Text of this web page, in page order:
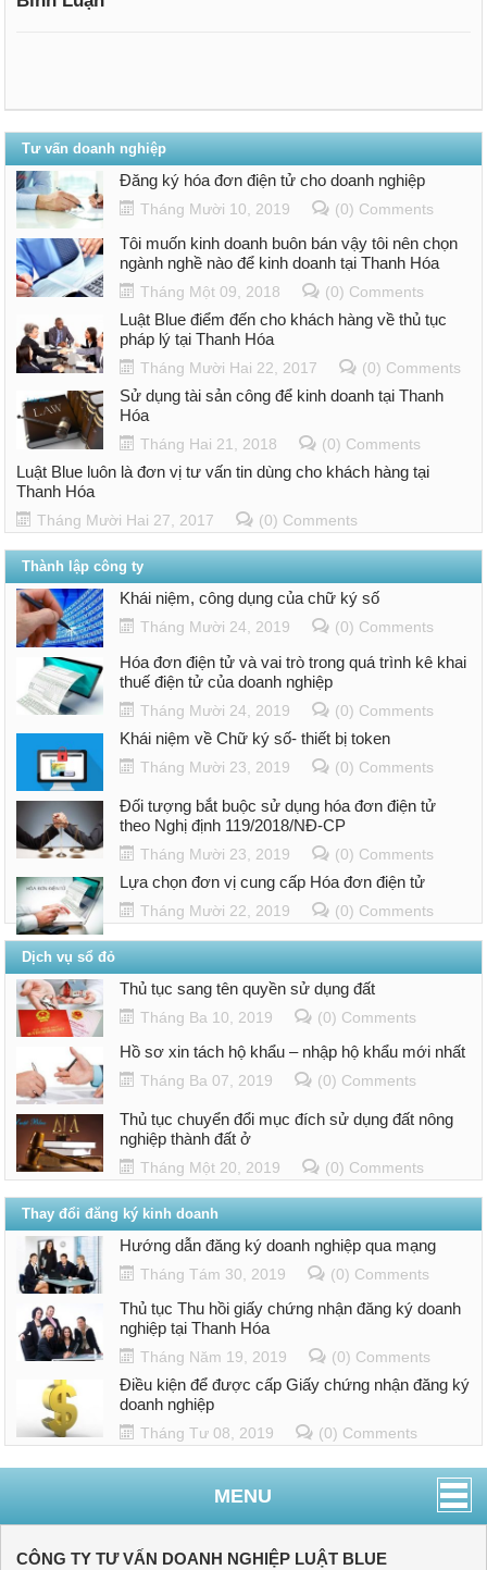
Tư vấn doanh nghiệp
Đăng ký hóa đơn điện tử cho doanh nghiệp
Tháng Mười 10, 2019 (0) Comments
Tôi muốn kinh doanh buôn bán vậy tôi nên chọn
ngành nghề nào để kinh doanh tại Thanh Hóa
Tháng Một 09, 2018 (0) Comments
Luật Blue điểm đến cho khách hàng về thủ tục
pháp lý tại Thanh Hóa
Tháng Mười Hai 22, 2017 (0) Comments
Sử dụng tài sản công để kinh doanh tại Thanh
Hóa
Tháng Hai 21, 2018 (0) Comments
Luật Blue luôn là đơn vị tư vấn tin dùng cho khách hàng tại
Thanh Hóa
Tháng Mười Hai 27, 2017 (0) Comments
Thành lập công ty
Khái niệm, công dụng của chữ ký số
Tháng Mười 24, 2019 (0) Comments
Hóa đơn điện tử và vai trò trong quá trình kê khai
thuế điện tử của doanh nghiệp
Tháng Mười 24, 2019 (0) Comments
Khái niệm về Chữ ký số- thiết bị token
Tháng Mười 23, 2019 (0) Comments
Đối tượng bắt buộc sử dụng hóa đơn điện tử
theo Nghị định 119/2018/NĐ-CP
Tháng Mười 23, 2019 (0) Comments
Lựa chọn đơn vị cung cấp Hóa đơn điện tử
Tháng Mười 22, 2019 (0) Comments
Dịch vụ sổ đỏ
Thủ tục sang tên quyền sử dụng đất
Tháng Ba 10, 2019 (0) Comments
Hồ sơ xin tách hộ khẩu – nhập hộ khẩu mới nhất
Tháng Ba 07, 2019 (0) Comments
Thủ tục chuyển đổi mục đích sử dụng đất nông
nghiệp thành đất ở
Tháng Một 20, 2019 (0) Comments
Thay đổi đăng ký kinh doanh
Hướng dẫn đăng ký doanh nghiệp qua mạng
Tháng Tám 30, 2019 (0) Comments
Thủ tục Thu hồi giấy chứng nhận đăng ký doanh
nghiệp tại Thanh Hóa
Tháng Năm 19, 2019 (0) Comments
Điều kiện để được cấp Giấy chứng nhận đăng ký
doanh nghiệp
Tháng Tư 08, 2019 (0) Comments
MENU
CÔNG TY TƯ VẤN DOANH NGHIỆP LUẬT BLUE